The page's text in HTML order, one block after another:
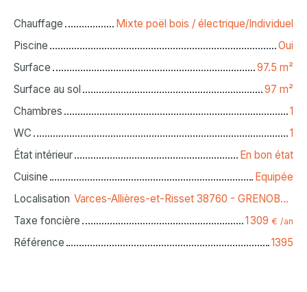
Chauffage
Mixte poël bois / électrique/Individuel
Piscine
Oui
Surface
97.5 m²
Surface au sol
97 m²
Chambres
1
WC
1
État intérieur
En bon état
Cuisine
Equipée
Localisation
Varces-Allières-et-Risset 38760 - GRENOBLE SUD OUEST
Taxe foncière
1 309 € /an
Référence 1395